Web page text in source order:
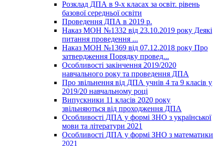
Розклад ДПА в 9-х класах за освіт. рівень
базової середньої освіти
Проведення ДПА в 2019 р.
Наказ МОН №1332 від 23.10.2019 року Деякі
питання проведення ...
Наказ МОН №1369 від 07.12.2018 року Про
затвердження Порядку провед...
Особливості закінчення 2019/2020
навчального року та проведення ДПА
Про звільнення від ДПА учнів 4 та 9 класів у
2019/20 навчальному році
Випускники 11 класів 2020 року
звільняються від проходження ДПА
Особливості ДПА у формі ЗНО з української
мови та літератури 2021
Особливості ДПА у формі ЗНО з математики
2021